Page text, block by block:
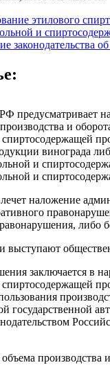
этилового
и
предусматривает
и
винограда
и
и
наложение
либо
выступают
заключается в